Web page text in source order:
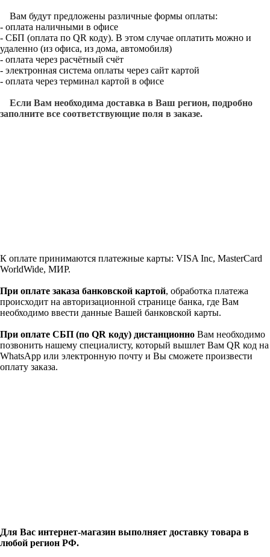
Вам будут предложены различные формы оплаты:
- оплата наличными в офисе
- СБП (оплата по QR коду). В этом случае оплатить можно и
удаленно (из офиса, из дома, автомобиля)
- оплата через расчётный счёт
- электронная система оплаты через сайт картой
- оплата через терминал картой в офисе
Если Вам необходима доставка в Ваш регион, подробно
заполните все соответствующие поля в заказе.
К оплате принимаются платежные карты: VISA Inc, MasterCard
WorldWide, МИР.
При оплате заказа банковской картой, обработка платежа
происходит на авторизационной странице банка, где Вам
необходимо ввести данные Вашей банковской карты.
При оплате СБП (по QR коду) дистанционно Вам необходимо
позвонить нашему специалисту, который вышлет Вам QR код на
WhatsApp или электронную почту и Вы сможете произвести
оплату заказа.
Для Вас интернет-магазин выполняет доставку товара в
любой регион РФ.